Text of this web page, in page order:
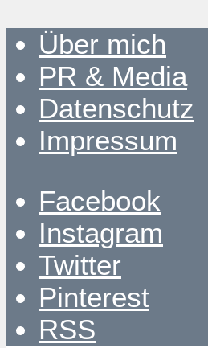
Über mich
PR & Media
Datenschutz
Impressum
Facebook
Instagram
Twitter
Pinterest
RSS